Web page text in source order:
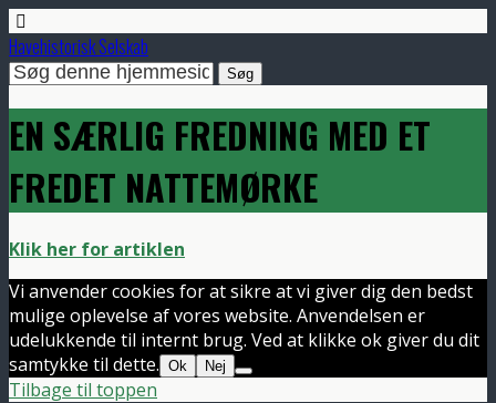
Havehistorisk Selskab
EN SÆRLIG FREDNING MED ET
FREDET NATTEMØRKE
Klik her for artiklen
Vi anvender cookies for at sikre at vi giver dig den bedst
mulige oplevelse af vores website. Anvendelsen er
udelukkende til internt brug. Ved at klikke ok giver du dit
samtykke til dette. Ok Nej
Tilbage til toppen